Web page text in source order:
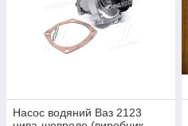
Насос водяний Ваз 2123